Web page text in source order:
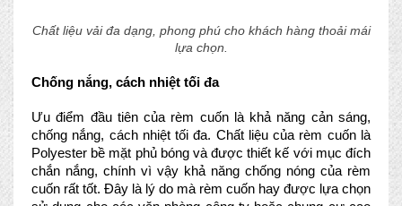
Chất liệu vải đa dạng, phong phú cho khách hàng thoải mái
lựa chọn.
Chống nắng, cách nhiệt tối đa
Ưu điểm đầu tiên của rèm cuốn là khả năng cản sáng,
chống nắng, cách nhiệt tối đa. Chất liệu của rèm cuốn là
Polyester bề mặt phủ bóng và được thiết kế với mục đích
chắn nắng, chính vì vậy khả năng chống nóng của rèm
cuốn rất tốt. Đây là lý do mà rèm cuốn hay được lựa chọn